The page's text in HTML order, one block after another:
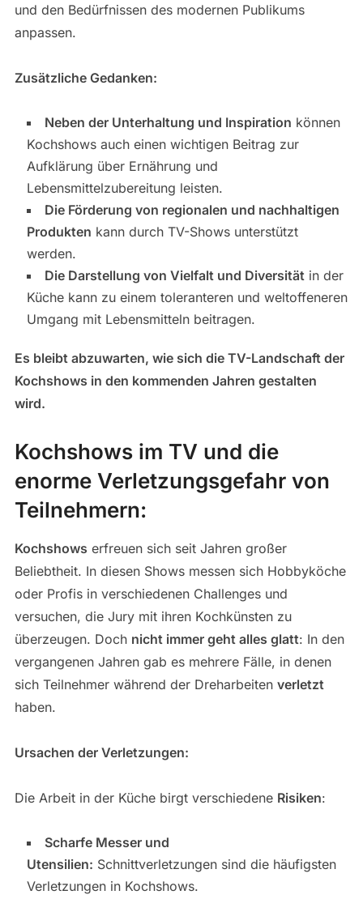
und den Bedürfnissen des modernen Publikums
anpassen.
Zusätzliche Gedanken:
Neben der Unterhaltung und Inspiration können
Kochshows auch einen wichtigen Beitrag zur
Aufklärung über Ernährung und
Lebensmittelzubereitung leisten.
Die Förderung von regionalen und nachhaltigen
Produkten kann durch TV-Shows unterstützt
werden.
Die Darstellung von Vielfalt und Diversitätin der
Küche kann zu einem toleranteren und weltoffeneren
Umgang mit Lebensmitteln beitragen.
Es bleibt abzuwarten, wie sich die TV-Landschaft der
Kochshows in den kommenden Jahren gestalten
wird.
Kochshows im TV und die
enorme Verletzungsgefahr von
Teilnehmern:
Kochshows erfreuen sich seit Jahren großer
Beliebtheit. In diesen Shows messen sich Hobbyköche
oder Profis in verschiedenen Challenges und
versuchen, die Jury mit ihren Kochkünsten zu
überzeugen. Doch nicht immer geht alles glatt: In den
vergangenen Jahren gab es mehrere Fälle, in denen
sich Teilnehmer während der Dreharbeiten verletzt
haben.
Ursachen der Verletzungen:
Die Arbeit in der Küche birgt verschiedene Risiken:
Scharfe Messer und
Utensilien: Schnittverletzungen sind die häufigsten
Verletzungen in Kochshows.